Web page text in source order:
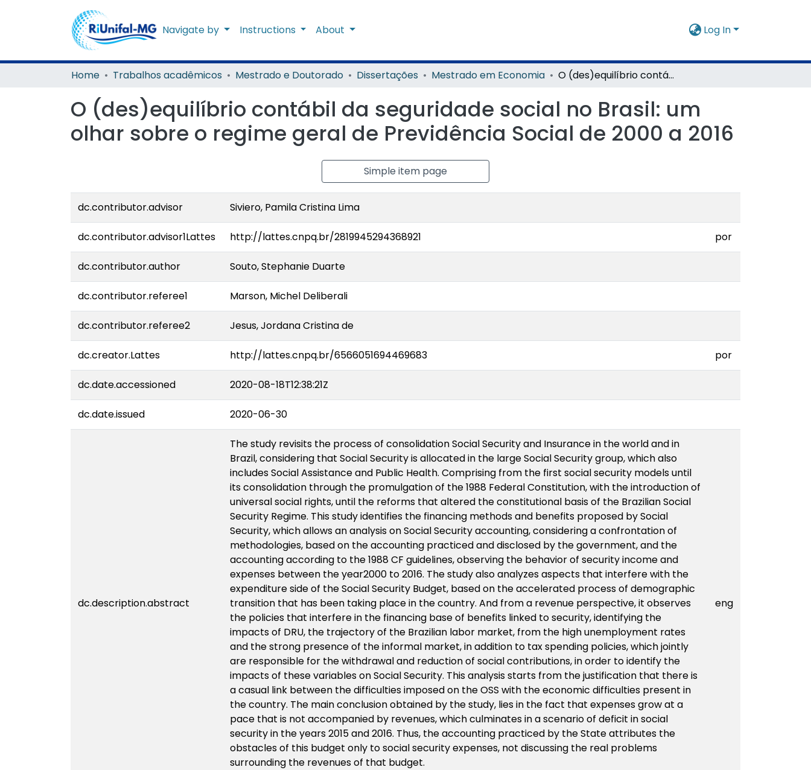
Navigate by Instructions About Log In
Home Trabalhos acadêmicos Mestrado e Doutorado Dissertações Mestrado em Economia O (des)equilíbrio contábil da seguridade social no Brasil: um olhar sobre o regime geral de Previdência Social de 2000 a 2016
O (des)equilíbrio contábil da seguridade social no Brasil: um
olhar sobre o regime geral de Previdência Social de 2000 a 2016
Simple item page
dc.contributor.advisor Siviero, Pamila Cristina Lima
dc.contributor.advisor1Lattes http://lattes.cnpq.br/2819945294368921 por
dc.contributor.author Souto, Stephanie Duarte
dc.contributor.referee1 Marson, Michel Deliberali
dc.contributor.referee2 Jesus, Jordana Cristina de
dc.creator.Lattes http://lattes.cnpq.br/6566051694469683 por
dc.date.accessioned 2020-08-18T12:38:21Z
dc.date.issued 2020-06-30
dc.description.abstract
The study revisits the process of consolidation Social Security and Insurance in the world and in
Brazil, considering that Social Security is allocated in the large Social Security group, which also
includes Social Assistance and Public Health. Comprising from the first social security models until
its consolidation through the promulgation of the 1988 Federal Constitution, with the introduction of
universal social rights, until the reforms that altered the constitutional basis of the Brazilian Social
Security Regime. This study identifies the financing methods and benefits proposed by Social
Security, which allows an analysis on Social Security accounting, considering a confrontation of
methodologies, based on the accounting practiced and disclosed by the government, and the
accounting according to the 1988 CF guidelines, observing the behavior of security income and
expenses between the year2000 to 2016. The study also analyzes aspects that interfere with the
expenditure side of the Social Security Budget, based on the accelerated process of demographic
transition that has been taking place in the country. And from a revenue perspective, it observes
the policies that interfere in the financing base of benefits linked to security, identifying the
impacts of DRU, the trajectory of the Brazilian labor market, from the high unemployment rates
and the strong presence of the informal market, in addition to tax spending policies, which jointly
are responsible for the withdrawal and reduction of social contributions, in order to identify the
impacts of these variables on Social Security. This analysis starts from the justification that there is
a casual link between the difficulties imposed on the OSS with the economic difficulties present in
the country. The main conclusion obtained by the study, lies in the fact that expenses grow at a
pace that is not accompanied by revenues, which culminates in a scenario of deficit in social
security in the years 2015 and 2016. Thus, the accounting practiced by the State attributes the
obstacles of this budget only to social security expenses, not discussing the real problems
surrounding the revenues of that budget.
eng